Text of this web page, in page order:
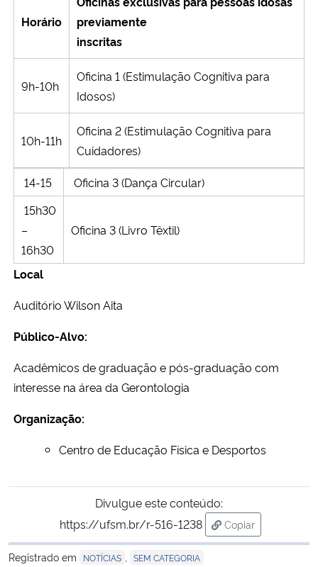
Horário
previamente
inscritas
9h-10h
Oficina 1 (Estimulação Cognitiva para
Idosos)
10h-11h
Oficina 2 (Estimulação Cognitiva para
Cuidadores)
14-15
Oficina 3 (Dança Circular)
15h30
–
16h30
Oficina 3 (Livro Têxtil)
Local
Auditório Wilson Aita
Público-Alvo:
Acadêmicos de graduação e pós-graduação com
interesse na área da Gerontologia
Organização:
Centro de Educação Física e Desportos
Divulgue este conteúdo:
https://ufsm.br/r-516-1238
Copiar
para área de
Registrado em
NOTÍCIAS SEM CATEGORIA